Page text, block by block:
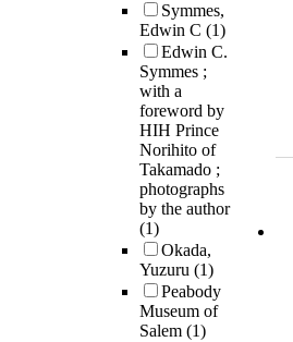
Symmes,
Edwin C (1)
Edwin C.
Symmes ;
with a
foreword by
HIH Prince
Norihito of
Takamado ;
photographs
by the author
(1)
Okada,
Yuzuru (1)
Peabody
Museum of
Salem (1)